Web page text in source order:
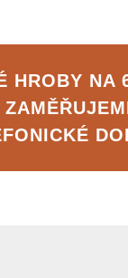
HROBY NA